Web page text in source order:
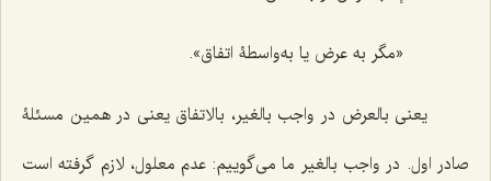
«مگر به عرض یا به‌واسطۀ اتفاق».
یعنى بالعرض در واجب بالغیر، بالاتفاق یعنى در همین مسئلۀ
صادر اول. در واجب بالغیر ما مى‌گوییم: عدم معلول، لازم گرفته است